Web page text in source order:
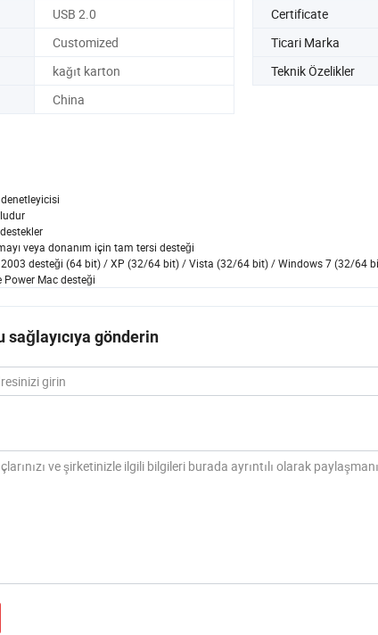
USB 2.0 Certificate
Customized Ticari Marka
kağıt karton Teknik Özelikler
China
veya donanım için tam tersi desteği
desteği (64 bit) / XP (32/64 bit) / Vista (32/64 bit) / Windows 7 (32/64
Power Mac desteği
gönderin